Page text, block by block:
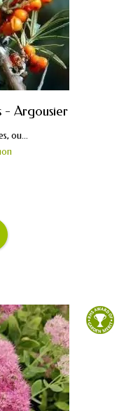
- Argousier
ou...